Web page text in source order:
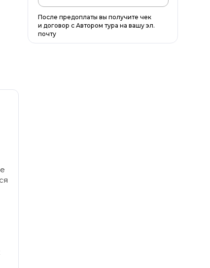
После предоплаты вы получите чек
и договор с Автором тура на вашу эл.
почту